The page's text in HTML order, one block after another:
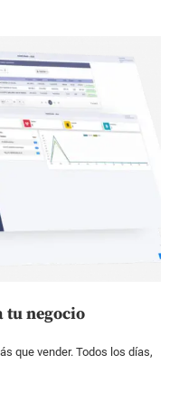
tu negocio
que vender. Todos los días,